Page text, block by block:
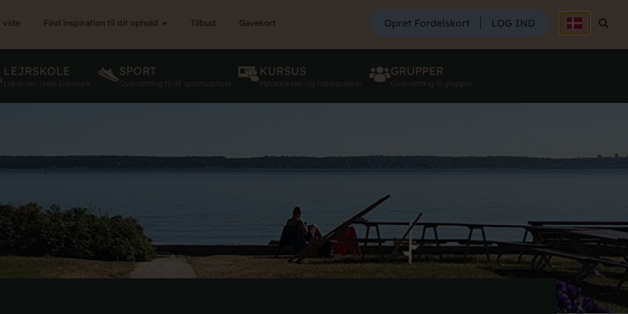
SØG
Søg
Opret Fordelskort LOG IND
vide Find inspiration til dit ophold Tilbud Gavekort
LEJRSKOLE
Lejrskoler i hele Danmark
SPORT
Overnatning til dit sportsophold
KURSUS
Mødelokaler og mødepakker
GRUPPER
Overnatning til grupper